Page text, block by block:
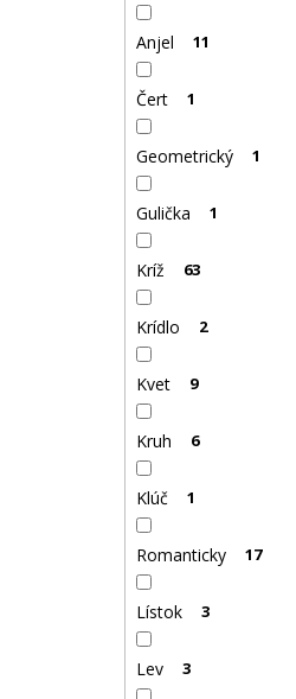
Anjel 11
Čert 1
Geometrický 1
Gulička 1
Kríž 63
Krídlo 2
Kvet 9
Kruh 6
Klúč 1
Romanticky 17
Lístok 3
Lev 3